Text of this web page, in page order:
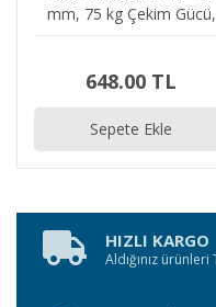
mm, 75 kg Çekim Gücü,
648.00 TL
Sepete Ekle
HIZLI KARGO